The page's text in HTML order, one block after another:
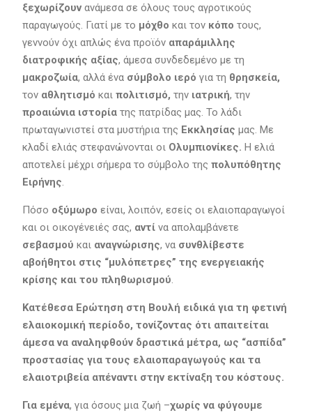
ξεχωρίζουνανάμεσα σε όλους τους αγροτικούς
παραγωγούς. Γιατί με το μόχθο και τον κόπο τους,
γεννούν όχι απλώς ένα προϊόν απαράμιλλης
διατροφικής αξίας, άμεσα συνδεδεμένο με τη
μακροζωία, αλλά ένα σύμβολο ιερό για τη θρησκεία,
τον αθλητισμό και πολιτισμό, την ιατρική, την
προαιώνια ιστορίατης πατρίδας μας. Το λάδι
πρωταγωνιστεί στα μυστήρια της Εκκλησίας μας. Με
κλαδί ελιάς στεφανώνονται οι Ολυμπιονίκες. Η ελιά
αποτελεί μέχρι σήμερα το σύμβολο της πολυπόθητης
Ειρήνης
Πόσο οξύμωρο είναι, λοιπόν, εσείς οι ελαιοπαραγωγοί
και οι οικογένειές σας, αντί να απολαμβάνετε
σεβασμού και αναγνώρισης, να συνθλίβεστε
αβοήθητοι στις “μυλόπετρες” της ενεργειακής
κρίσης και του πληθωρισμού
Κατέθεσα Ερώτηση στη Βουλή ειδικά για τη φετινή
ελαιοκομική περίοδο, τονίζοντας ότι απαιτείται
άμεσα να αναληφθούν δραστικά μέτρα, ως “ασπίδα”
προστασίας για τους ελαιοπαραγωγούς και τα
ελαιοτριβεία απέναντι στην εκτίναξη του κόστους.
Για εμένα, για όσους μια ζωή –χωρίς να φύγουμε